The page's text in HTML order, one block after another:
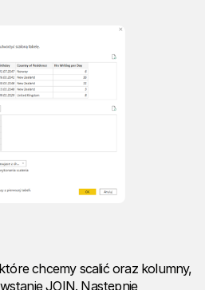
chcemy scalić oraz kolumny,
JOIN. Następnie